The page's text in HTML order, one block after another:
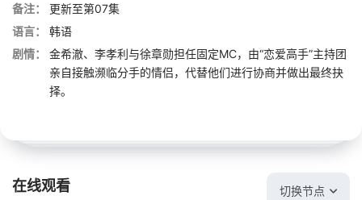
备注：
更新至第07集
语言：
韩语
剧情：
金希澈、李孝利与徐章勋担任固定MC，由“恋爱高手”主持团
亲自接触濒临分手的情侣，代替他们进行协商并做出最终抉
择。
在线观看 切换节点